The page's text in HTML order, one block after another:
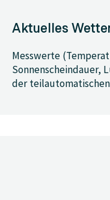
Aktuelles
Messwerte
Sonnenscheindauer,
der